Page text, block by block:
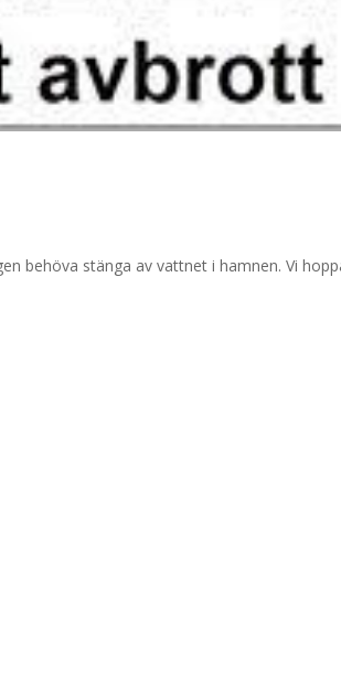
behöva stänga av vattnet i hamnen. Vi